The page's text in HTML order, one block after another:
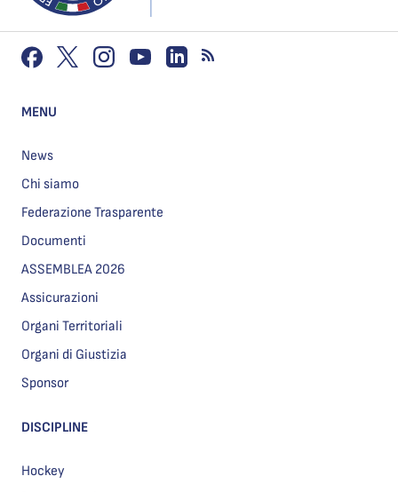
MENU
News
Chi siamo
Federazione Trasparente
Documenti
ASSEMBLEA 2026
Assicurazioni
Organi Territoriali
Organi di Giustizia
Sponsor
DISCIPLINE
Hockey